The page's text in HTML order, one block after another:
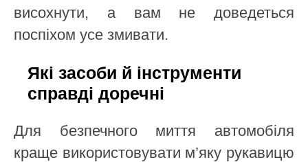
висохнути, а вам не доведеться
поспіхом усе змивати.
Які засоби й інструменти
справді доречні
Для безпечного миття автомобіля
краще використовувати м’яку рукавицю